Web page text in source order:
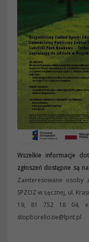
Wszelkie informacje
zgłoszeń dostępne są
Zainteresowane osoby
SPZOZ w Łęcznej, ul.
19, 81 752 18 04,
stopboreliozie@lpnt.pl